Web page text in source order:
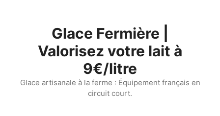
Glace Fermière |
Valorisez votre lait à
9€/litre
Glace artisanale à la ferme : Équipement français en
circuit court.